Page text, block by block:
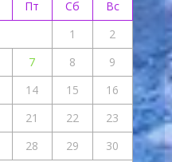
Пт Сб
Вс
1
2
7 8
9
14 15
16
21 22
23
28 29 30